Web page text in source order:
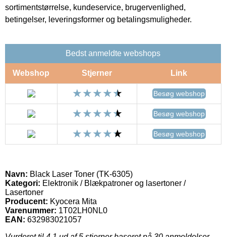
sortimentstørrelse, kundeservice, brugervenlighed,
betingelser, leveringsformer og betalingsmuligheder.
Bedst anmeldte webshops
Webshop Stjerner Link
Besøg webshop
Besøg webshop
Besøg webshop
Navn: Black Laser Toner (TK-6305)
Kategori: Elektronik / Blækpatroner og lasertoner /
Lasertoner
Producent: Kyocera Mita
Varenummer: 1T02LH0NL0
EAN: 632983021057